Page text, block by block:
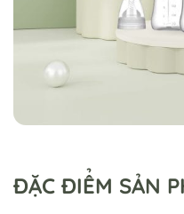
ĐẶC ĐIỂM SẢN